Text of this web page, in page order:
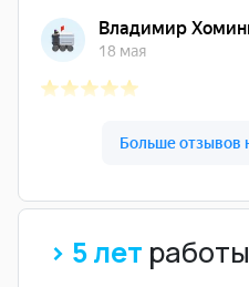
> 5 лет работы